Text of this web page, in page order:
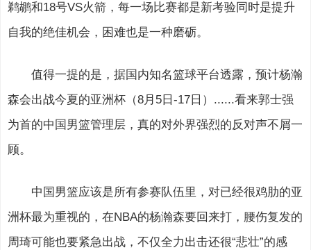
鹈鹕和18号VS火箭，每一场比赛都是新考验同时是提升
自我的绝佳机会，困难也是一种磨砺。
值得一提的是，据国内知名篮球平台透露，预计杨瀚
森会出战今夏的亚洲杯（8月5日-17日）......看来郭士强
为首的中国男篮管理层，真的对外界强烈的反对声不屑一
顾。
中国男篮应该是所有参赛队伍里，对已经很鸡肋的亚
洲杯最为重视的，在NBA的杨瀚森要回来打，腰伤复发的
周琦可能也要紧急出战，不仅全力出击还很“悲壮”的感